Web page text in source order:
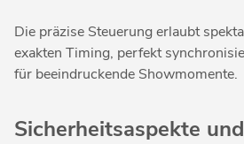
Die präzise Steuerung erlaubt
exakten Timing, perfekt
für beeindruckende Showmomente.
Sicherheitsaspekte